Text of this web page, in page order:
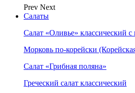
Prev Next
Салаты
Салат «Оливье» классический с
Морковь по-корейски
Салат «Грибная поляна»
Греческий салат классический